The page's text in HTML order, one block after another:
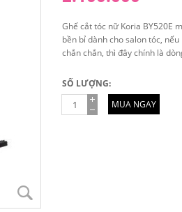
Ghế cắt tóc nữ Koria BY520E
bền bỉ dành cho salon tóc,
chắn chắn, thì đây chính là
SỐ LƯỢNG:
MUA NGAY